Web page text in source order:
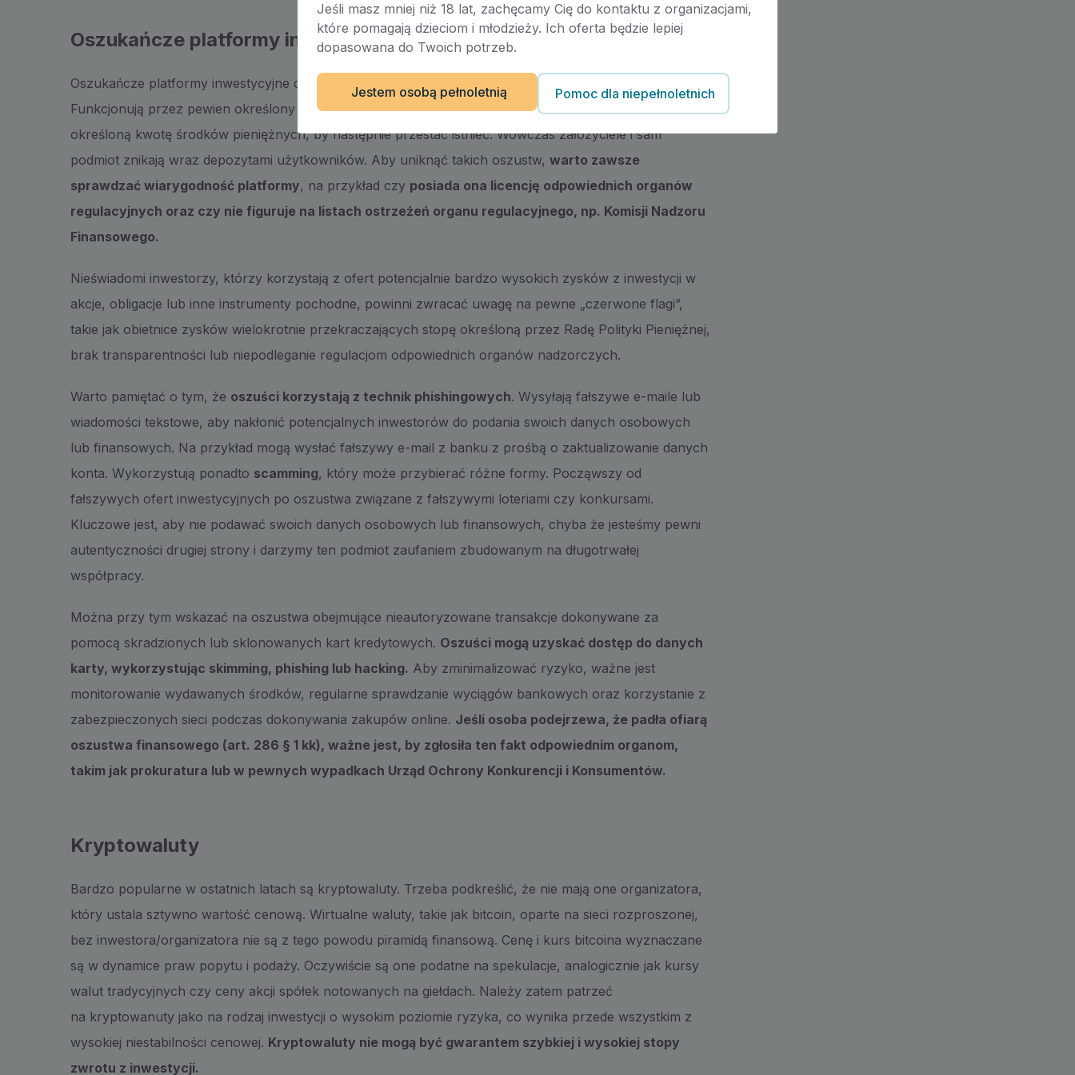
Oszukańcze platformy inwestycyjne
Oszukańcze platformy inwestycyjne często udają legalne serwisy, oferują atrakcyjne zyski i niskie opłaty.
Funkcjonują przez pewien określony czas, w którym ich założycielom udaje się pozyskać z rynku
określoną kwotę środków pieniężnych, by następnie przestać istnieć. Wówczas założyciele i sam
podmiot znikają wraz depozytami użytkowników. Aby uniknąć takich oszustw, warto zawsze
sprawdzać wiarygodność platformy, na przykład czy posiada ona licencję odpowiednich organów
regulacyjnych oraz czy nie figuruje na listach ostrzeżeń organu regulacyjnego, np. Komisji Nadzoru
Finansowego.
Nieświadomi inwestorzy, którzy korzystają z ofert potencjalnie bardzo wysokich zysków z inwestycji w
akcje, obligacje lub inne instrumenty pochodne, powinni zwracać uwagę na pewne „czerwone flagi”,
takie jak obietnice zysków wielokrotnie przekraczających stopę określoną przez Radę Polityki Pieniężnej,
brak transparentności lub niepodleganie regulacjom odpowiednich organów nadzorczych.
Warto pamiętać o tym, że oszuści korzystają z technik phishingowych. Wysyłają fałszywe e-maile lub
wiadomości tekstowe, aby nakłonić potencjalnych inwestorów do podania swoich danych osobowych
lub finansowych. Na przykład mogą wysłać fałszywy e-mail z banku z prośbą o zaktualizowanie danych
konta. Wykorzystują ponadto scamming, który może przybierać różne formy. Począwszy od
fałszywych ofert inwestycyjnych po oszustwa związane z fałszywymi loteriami czy konkursami.
Kluczowe jest, aby nie podawać swoich danych osobowych lub finansowych, chyba że jesteśmy pewni
autentyczności drugiej strony i darzymy ten podmiot zaufaniem zbudowanym na długotrwałej
współpracy.
Można przy tym wskazać na oszustwa obejmujące nieautoryzowane transakcje dokonywane za
pomocą skradzionych lub sklonowanych kart kredytowych. Oszuści mogą uzyskać dostęp do danych
karty, wykorzystując skimming, phishing lub hacking. Aby zminimalizować ryzyko, ważne jest
monitorowanie wydawanych środków, regularne sprawdzanie wyciągów bankowych oraz korzystanie z
zabezpieczonych sieci podczas dokonywania zakupów online. Jeśli osoba podejrzewa, że padła ofiarą
oszustwa finansowego (art. 286 § 1 kk), ważne jest, by zgłosiła ten fakt odpowiednim organom,
takim jak prokuratura lub w pewnych wypadkach Urząd Ochrony Konkurencji i Konsumentów.
Kryptowaluty
Bardzo popularne w ostatnich latach są kryptowaluty. Trzeba podkreślić, że nie mają one organizatora,
który ustala sztywno wartość cenową. Wirtualne waluty, takie jak bitcoin, oparte na sieci rozproszonej,
bez inwestora/organizatora nie są z tego powodu piramidą finansową. Cenę i kurs bitcoina wyznaczane
są w dynamice praw popytu i podaży. Oczywiście są one podatne na spekulacje, analogicznie jak kursy
walut tradycyjnych czy ceny akcji spółek notowanych na giełdach. Należy zatem patrzeć
na kryptowanuty jako na rodzaj inwestycji o wysokim poziomie ryzyka, co wynika przede wszystkim z
wysokiej niestabilności cenowej. Kryptowaluty nie mogą być gwarantem szybkiej i wysokiej stopy
zwrotu z inwestycji.
Jeśli masz mniej niż 18 lat, zachęcamy Cię do kontaktu z organizacjami,
które pomagają dzieciom i młodzieży. Ich oferta będzie lepiej
dopasowana do Twoich potrzeb.
Jestem osobą pełnoletnią Pomoc dla niepełnoletnich